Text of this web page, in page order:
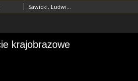
Sawicki, Ludwik (1893–1972)